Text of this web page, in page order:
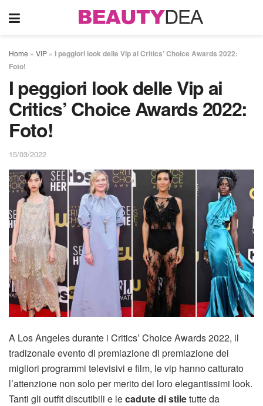
Home » VIP » I peggiori look delle Vip ai Critics’ Choice Awards 2022:
Foto!
I peggiori look delle Vip ai
Critics’ Choice Awards 2022:
Foto!
15/03/2022
A Los Angeles durante i Critics’ Choice Awards 2022, il
tradizonale evento di premiazionedi premiazione dei
migliori programmi televisivi e film, le vip hanno catturato
l’attenzione non solo per merito dei loro elegantissimi look.
Tanti gli outfit discutibili e lecadute di stiletutte da